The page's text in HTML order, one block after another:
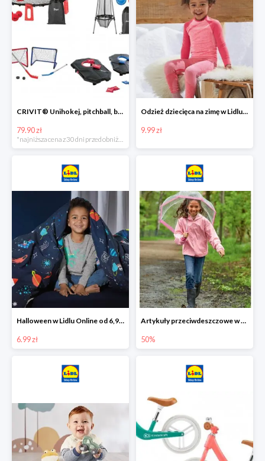
CRIVIT® Unihokej, pitchball, bean bag lub disc golf
79.90 zł
Odzież dziecięca na zimę w Lidlu Online od 9,99 zł
9.99 zł
Halloween w Lidlu Online od 6,99 zł
6.99 zł
Artykuły przeciwdeszczowe w Lodilu Online do -50%
50%